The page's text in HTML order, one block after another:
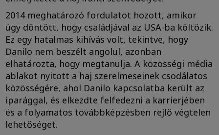
2014 meghatározó fordulatot hozott, amikor
úgy döntött, hogy családjával az USA-ba költözik.
Ez egy hatalmas kihívás volt, tekintve, hogy
Danilo nem beszélt angolul, azonban
elhatározta, hogy megtanulja. A közösségi média
ablakot nyitott a haj szerelmeseinek csodálatos
közösségére, ahol Danilo kapcsolatba került az
iparággal, és elkezdte felfedezni a karrierjében
és a folyamatos továbbképzésben rejlő végtelen
lehetőséget.